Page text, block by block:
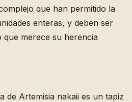
que han permitido la
enteras, y deben ser
merece su herencia
de Artemisia nakaii es un tapiz